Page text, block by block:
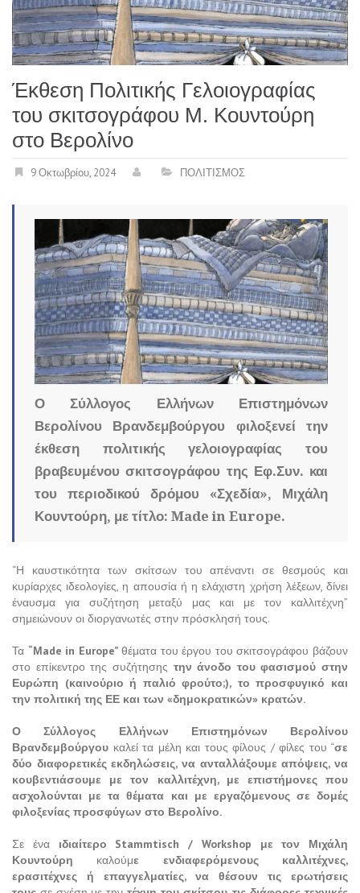
Έκθεση Πολιτικής Γελοιογραφίας
του σκιτσογράφου Μ. Κουντούρη
στο Βερολίνο
9 Οκτωβρίου, 2024 ΠΟΛΙΤΙΣΜΟΣ
Ο Σύλλογος Ελλήνων Επιστημόνων
Βερολίνου Βρανδεμβούργου φιλοξενεί την
έκθεση πολιτικής γελοιογραφίας του
βραβευμένου σκιτσογράφου της Εφ.Συν. και
του περιοδικού δρόμου «Σχεδία», Μιχάλη
Κουντούρη, με τίτλο: Made in Europe.
“Η καυστικότητα των σκίτσων του απέναντι σε θεσμούς και
κυρίαρχες ιδεολογίες, η απουσία ή η ελάχιστη χρήση λέξεων, δίνει
έναυσμα για συζήτηση μεταξύ μας και με τον καλλιτέχνη”
σημειώνουν οι διοργανωτές στην πρόσκλησή τους.
Τα “Μade in Europe”θέματα του έργου του σκιτσογράφου βάζουν
στο επίκεντρο της συζήτησης την άνοδο του φασισμού στην
Ευρώπη (καινούριο ή παλιό φρούτο;), το προσφυγικό και
την πολιτική της ΕΕ και των «δημοκρατικών» κρατών.
Ο Σύλλογος Ελλήνων Επιστημόνων Βερολίνου
Βρανδεμβούργου καλεί τα μέλη και τους φίλους / φίλες του “σε
δύο διαφορετικές εκδηλώσεις, να ανταλλάξουμε απόψεις, να
κουβεντιάσουμε με τον καλλιτέχνη, με επιστήμονες που
ασχολούνται με τα θέματα και με εργαζόμενους σε δομές
φιλοξενίας προσφύγων στο Βερολίνο.
Σε έναιδιαίτερο Stammtisch / Workshop με τον Μιχάλη
Κουντούρη καλούμε ενδιαφερόμενους καλλιτέχνες,
ερασιτέχνες ή επαγγελματίες, να θέσουν τις ερωτήσεις